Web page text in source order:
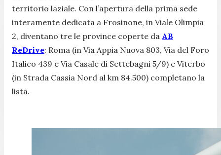
territorio laziale. Con l’apertura della prima sede
interamente dedicata a Frosinone, in Viale Olimpia
2, diventano tre le province coperte da AB
ReDrive: Roma (in Via Appia Nuova 803, Via del Foro
Italico 439 e Via Casale di Settebagni 5/9) e Viterbo
(in Strada Cassia Nord al km 84.500) completano la
lista.